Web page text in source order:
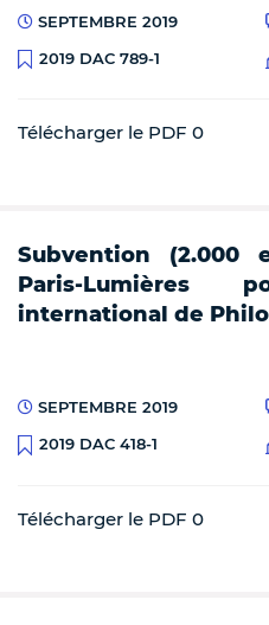
SEPTEMBRE 2019
2019 DAC 789-1
Télécharger le PDF 0
Subvention (2.000
Paris-
international de
SEPTEMBRE 2019
2019 DAC 418-1
Télécharger le PDF 0